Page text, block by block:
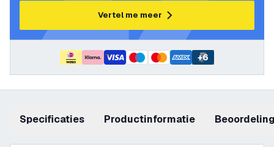
Vertel me meer
+6
Specificaties productinformatie